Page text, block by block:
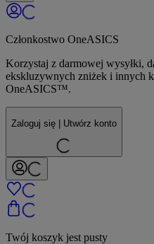
Członkostwo OneASICS
Korzystaj z darmowej wysyłki,
ekskluzywnych zniżek i innych
OneASICS™.
Zaloguj się | Utwórz konto
Twój koszyk jest pusty